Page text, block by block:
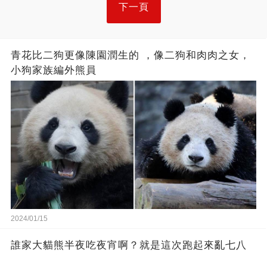
下一頁
青花比二狗更像陳園潤生的 ​​，像二狗和肉肉之女，
小狗家族編外熊員
2024/01/15
誰家大貓熊半夜吃夜宵啊？就是這次跑起來亂七八